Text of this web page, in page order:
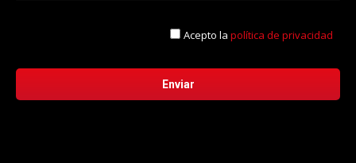
Acepto lapolítica de privacidad